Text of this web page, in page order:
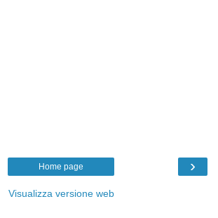
›
Home page
Visualizza versione web